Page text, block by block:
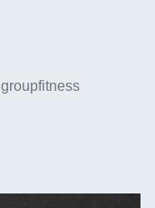
groupfitness